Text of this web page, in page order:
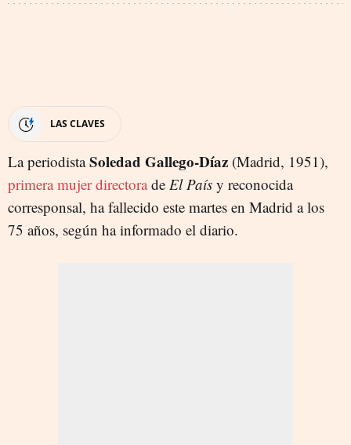
LAS CLAVES
La periodistaSoledad Gallego-Díaz (Madrid, 1951),
primera mujer directorade El País y reconocida
corresponsal, ha fallecido este martes en Madrid a los
75 años, según ha informado el diario.